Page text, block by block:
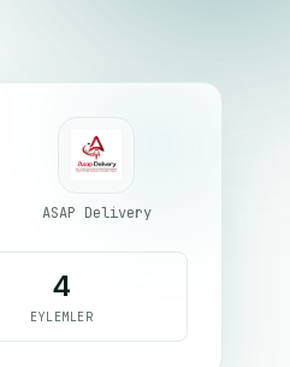
ASAP Delivery
4
EYLEMLER